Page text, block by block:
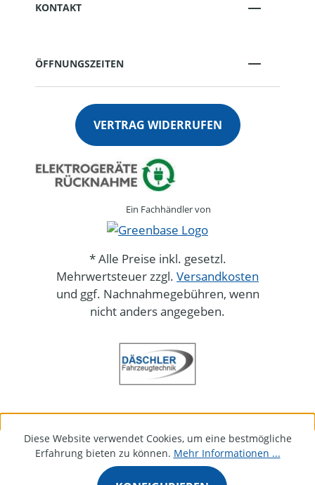
KONTAKT
ÖFFNUNGSZEITEN
VERTRAG WIDERRUFEN
Ein Fachhändler von
* Alle Preise inkl. gesetzl.
Mehrwertsteuer zzgl. Versandkosten
und ggf. Nachnahmegebühren, wenn
nicht anders angegeben.
Diese Website verwendet Cookies, um eine bestmögliche
Erfahrung bieten zu können. Mehr Informationen ...